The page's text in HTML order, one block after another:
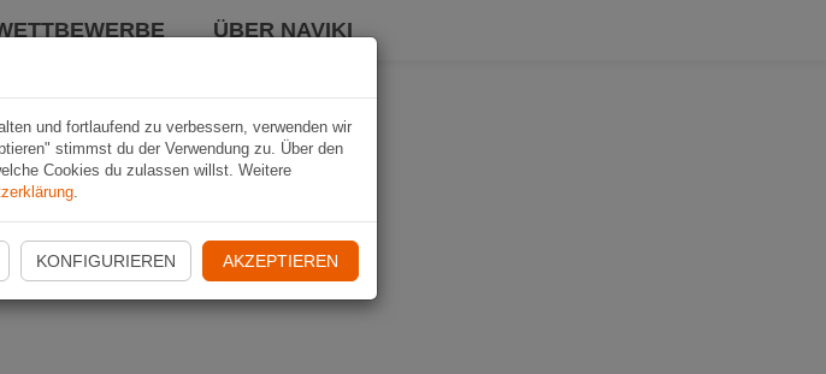
ÜBER NAVIKI
und fortlaufend zu verbessern, verwenden wir
stimmst du der Verwendung zu. Über den
Cookies du zulassen willst. Weitere
.
KONFIGURIEREN AKZEPTIEREN